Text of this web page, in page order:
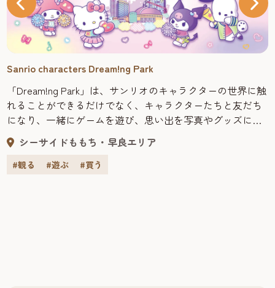
Sanrio characters Dream!ng Park
「Dream!ng Park」は、サンリオのキャラクターの世界に触
れることができるだけでなく、キャラクターたちと友だち
になり、一緒にゲームを遊び、思い出を写真やグッズにし
て持って帰ることができる、福岡初の新しいサンリオの
キャラクター施設です。 入場料は無料で、お土産にもピッ
タリな福岡限定のグッズなどを販売するほか、「デジタ
シーサイドももち・早良エリア
#観る #遊ぶ #買う